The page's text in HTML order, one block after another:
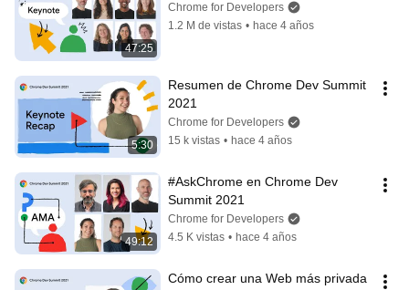
47:25
Chrome for Developers
1.2 M de vistas • hace 4 años
5:30
Resumen de Chrome Dev Summit
2021
Chrome for Developers
15 k vistas • hace 4 años
49:12
#AskChrome en Chrome Dev
Summit 2021
Chrome for Developers
4.5 K vistas • hace 4 años
Cómo crear una Web más privada